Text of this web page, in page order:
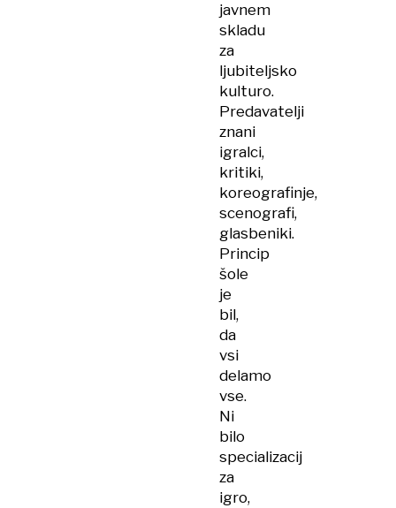
javnem
skladu
za
ljubiteljsko
kulturo.
Predavatelji
znani
igralci,
kritiki,
koreografinje,
scenografi,
glasbeniki.
Princip
šole
je
bil,
da
vsi
delamo
vse.
Ni
bilo
specializacij
za
igro,